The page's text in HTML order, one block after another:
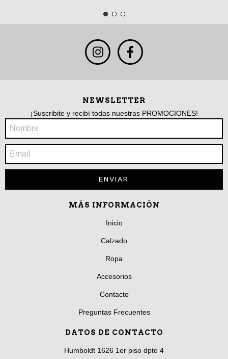
NEWSLETTER
¡Suscribite y recibí todas nuestras PROMOCIONES!
MÁS INFORMACIÓN
Inicio
Calzado
Ropa
Accesorios
Contacto
Preguntas Frecuentes
DATOS DE CONTACTO
Humboldt 1626 1er piso dpto 4